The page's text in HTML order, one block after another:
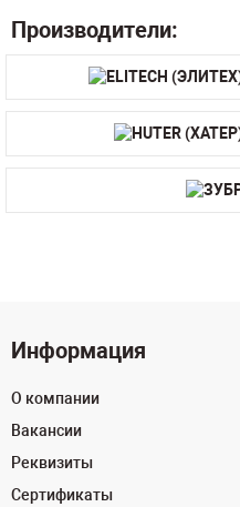
Производители:
Информация
О компании
Вакансии
Реквизиты
Сертификаты